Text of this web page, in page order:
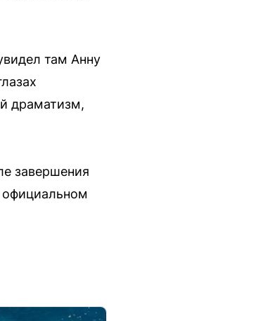
там Анну
драматизм,
завершения
официальном